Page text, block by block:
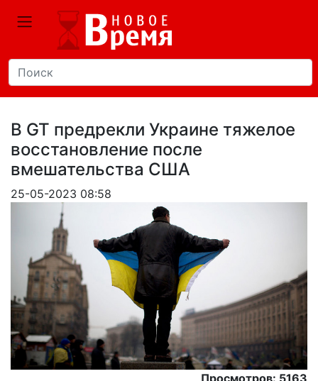
В GT предрекли Украине тяжелое
восстановление после
вмешательства США
25-05-2023 08:58
Просмотров: 5163